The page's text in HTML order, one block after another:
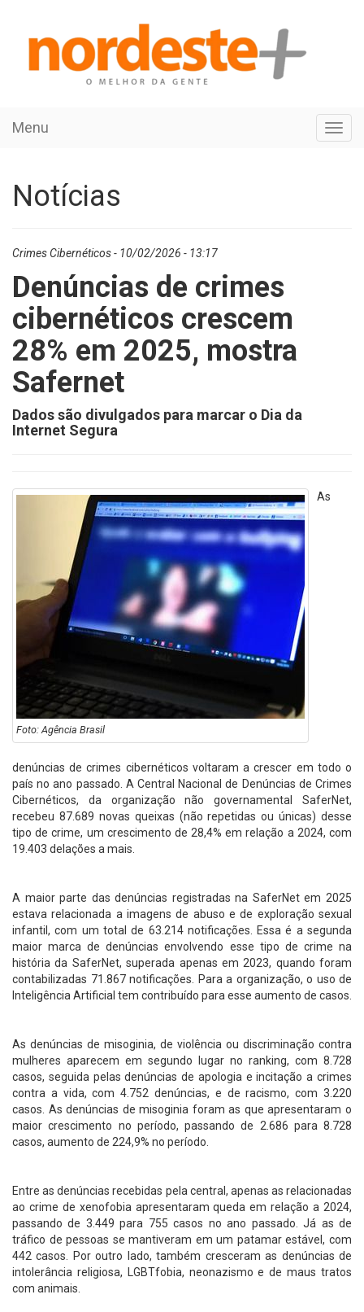
Menu
Notícias
Crimes Cibernéticos - 10/02/2026 - 13:17
Denúncias de crimes
cibernéticos crescem
28% em 2025, mostra
Safernet
Dados são divulgados para marcar o Dia da
Internet Segura
Foto: Agência Brasil
As
denúncias de crimes cibernéticos voltaram a crescer em todo o
país no ano passado. A Central Nacional de Denúncias de Crimes
Cibernéticos, da organização não governamental SaferNet,
recebeu 87.689 novas queixas (não repetidas ou únicas) desse
tipo de crime, um crescimento de 28,4% em relação a 2024, com
19.403 delações a mais.
A maior parte das denúncias registradas na SaferNet em 2025
estava relacionada a imagens de abuso e de exploração sexual
infantil, com um total de 63.214 notificações. Essa é a segunda
maior marca de denúncias envolvendo esse tipo de crime na
história da SaferNet, superada apenas em 2023, quando foram
contabilizadas 71.867 notificações. Para a organização, o uso de
Inteligência Artificial tem contribuído para esse aumento de casos.
As denúncias de misoginia, de violência ou discriminação contra
mulheres aparecem em segundo lugar no ranking, com 8.728
casos, seguida pelas denúncias de apologia e incitação a crimes
contra a vida, com 4.752 denúncias, e de racismo, com 3.220
casos. As denúncias de misoginia foram as que apresentaram o
maior crescimento no período, passando de 2.686 para 8.728
casos, aumento de 224,9% no período.
Entre as denúncias recebidas pela central, apenas as relacionadas
ao crime de xenofobia apresentaram queda em relação a 2024,
passando de 3.449 para 755 casos no ano passado. Já as de
tráfico de pessoas se mantiveram em um patamar estável, com
442 casos. Por outro lado, também cresceram as denúncias de
intolerância religiosa, LGBTfobia, neonazismo e de maus tratos
com animais.